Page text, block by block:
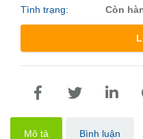
Tình trạng: Còn
Mô tả Bình luận